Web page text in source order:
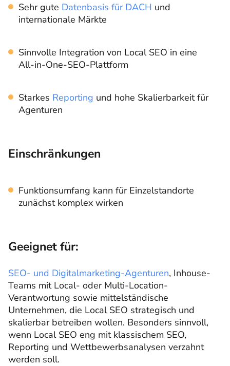
Sehr gute Datenbasis für DACH und
internationale Märkte
Sinnvolle Integration von Local SEO in eine
All-in-One-SEO-Plattform
Starkes Reporting und hohe Skalierbarkeit für
Agenturen
Einschränkungen
Funktionsumfang kann für Einzelstandorte
zunächst komplex wirken
Geeignet für:
SEO- und Digitalmarketing-Agenturen, Inhouse-
Teams mit Local- oder Multi-Location-
Verantwortung sowie mittelständische
Unternehmen, die Local SEO strategisch und
skalierbar betreiben wollen. Besonders sinnvoll,
wenn Local SEO eng mit klassischem SEO,
Reporting und Wettbewerbsanalysen verzahnt
werden soll.